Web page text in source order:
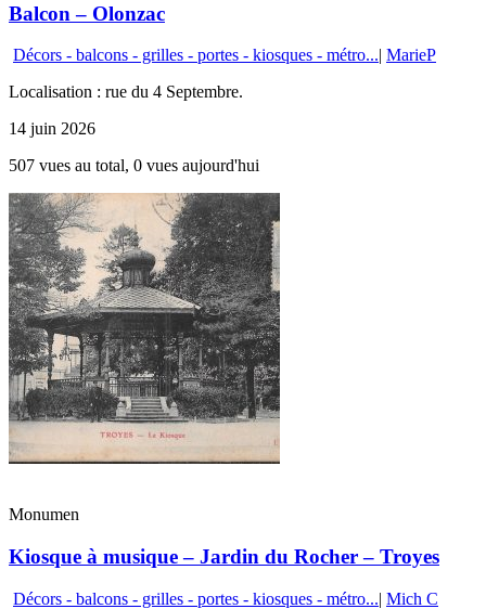
Balcon – Olonzac
Décors - balcons - grilles - portes - kiosques - métro...| MarieP
Localisation : rue du 4 Septembre.
14 juin 2026
507 vues au total, 0 vues aujourd'hui
Monumen
Kiosque à musique – Jardin du Rocher – Troyes
Décors - balcons - grilles - portes - kiosques - métro...| Mich C